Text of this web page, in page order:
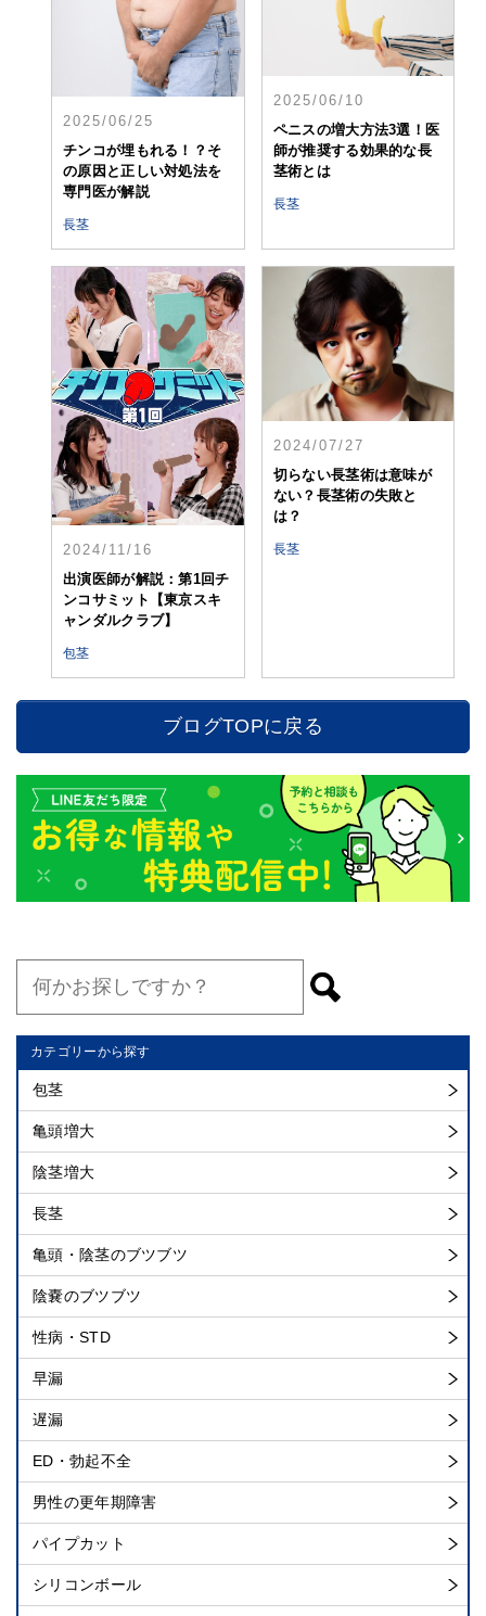
2025/06/25
チンコが埋もれる！？そ
の原因と正しい対処法を
専門医が解説
長茎
2025/06/10
ペニスの増大方法3選！医
師が推奨する効果的な長
茎術とは
長茎
2024/11/16
出演医師が解説：第1回チ
ンコサミット【東京スキ
ャンダルクラブ】
包茎
2024/07/27
切らない長茎術は意味が
ない？長茎術の失敗と
は？
長茎
ブログTOPに戻る
カテゴリーから探す
包茎
亀頭増大
陰茎増大
長茎
亀頭・陰茎のブツブツ
陰嚢のブツブツ
性病・STD
早漏
遅漏
ED・勃起不全
男性の更年期障害
パイプカット
シリコンボール